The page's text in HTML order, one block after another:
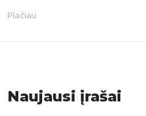
Plačiau
Naujausi įrašai